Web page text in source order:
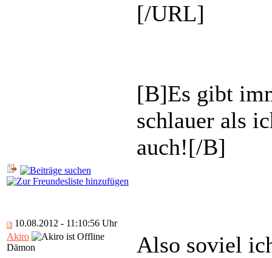
[/URL]
[B]Es gibt
schlauer als
auch![/B]
10.08.2012 - 11:10:56 Uhr
Akiro
Dämon
Also soviel